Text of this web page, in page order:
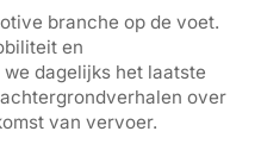
branche op de voet.
en
dagelijks het laatste
over
van vervoer.